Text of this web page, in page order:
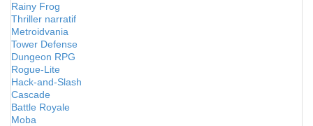
Rainy Frog
Thriller narratif
Metroidvania
Tower Defense
Dungeon RPG
Rogue-Lite
Hack-and-Slash
Cascade
Battle Royale
Moba